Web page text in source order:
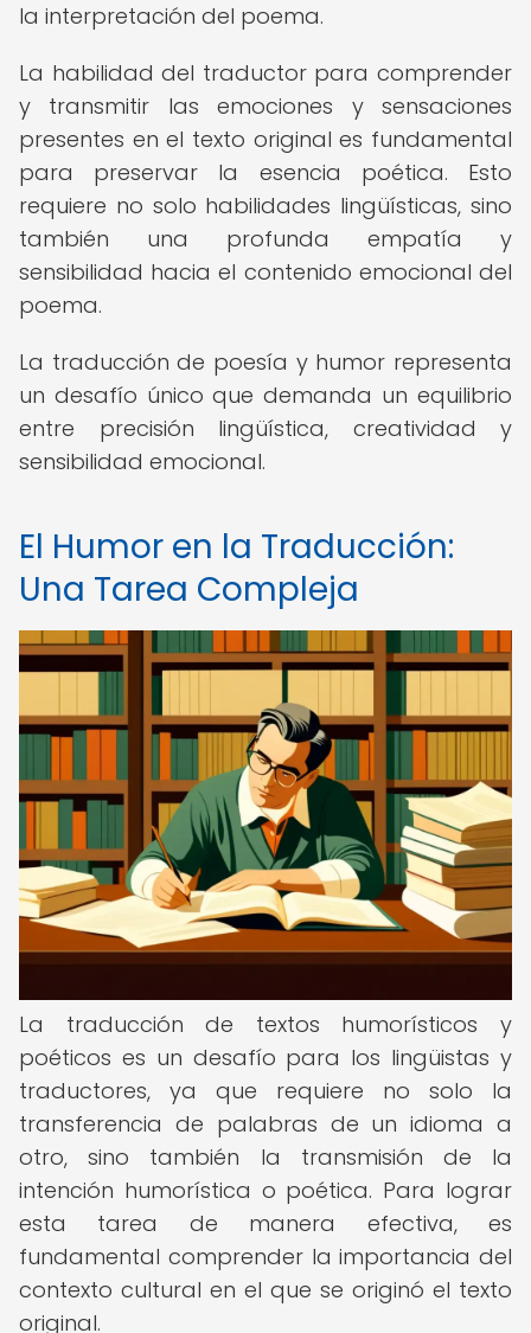
la interpretación del poema.
La habilidad del traductor para comprender
y transmitir las emociones y sensaciones
presentes en el texto original es fundamental
para preservar la esencia poética. Esto
requiere no solo habilidades lingüísticas, sino
también una profunda empatía y
sensibilidad hacia el contenido emocional del
poema.
La traducción de poesía y humor representa
un desafío único que demanda un equilibrio
entre precisión lingüística, creatividad y
sensibilidad emocional.
El Humor en la Traducción:
Una Tarea Compleja
La traducción de textos humorísticos y
poéticos es un desafío para los lingüistas y
traductores, ya que requiere no solo la
transferencia de palabras de un idioma a
otro, sino también la transmisión de la
intención humorística o poética. Para lograr
esta tarea de manera efectiva, es
fundamental comprender la importancia del
contexto cultural en el que se originó el texto
original.